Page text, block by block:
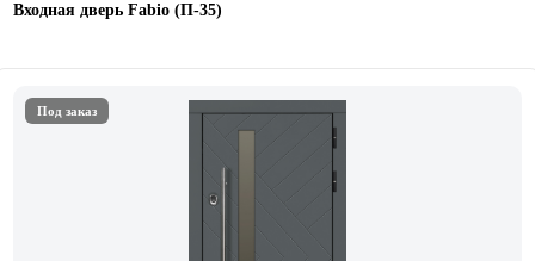
Входная дверь Fabio (П-35)
Под заказ